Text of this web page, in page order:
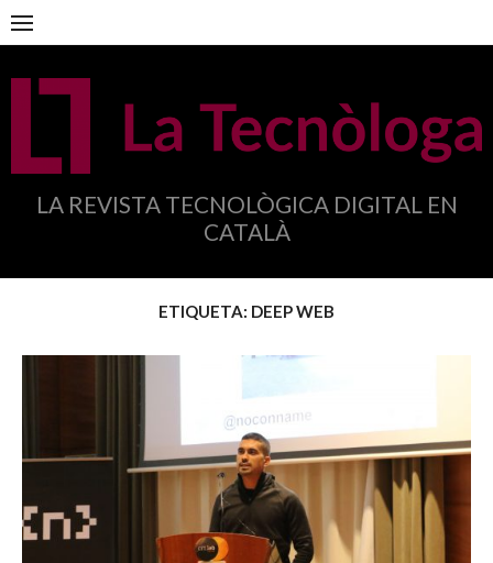
Anar
al
contingut
LA REVISTA TECNOLÒGICA DIGITAL EN
CATALÀ
ETIQUETA: DEEP WEB